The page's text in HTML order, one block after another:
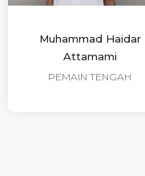
Muhammad Haidar
Attamami
PEMAIN TENGAH